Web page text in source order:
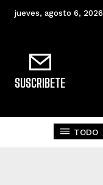
jueves, agosto 6, 2026
SUSCRIBETE
TODO